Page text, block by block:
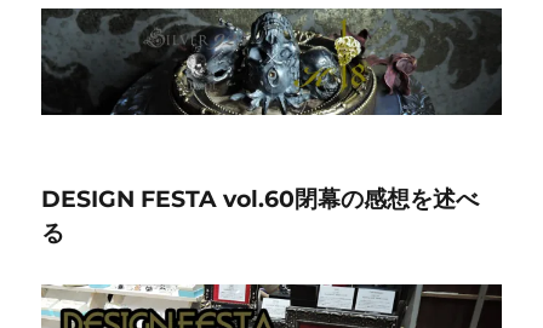
DESIGN FESTA vol.60閉幕の感想を述べ
る